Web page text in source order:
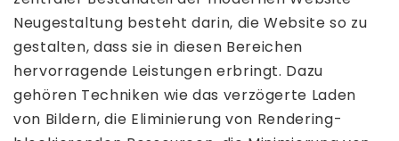
Neugestaltung besteht darin, die Website so zu
gestalten, dass sie in diesen Bereichen
hervorragende Leistungen erbringt. Dazu
gehören Techniken wie das verzögerte Laden
von Bildern, die Eliminierung von Rendering-